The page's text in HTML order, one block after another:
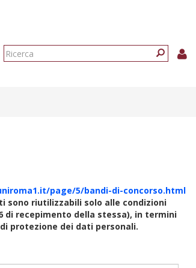
Form
page/5/bandi-di-concorso.html
sono riutilizzabili solo alle condizioni
di recepimento della stessa), in termini
protezione dei dati personali.